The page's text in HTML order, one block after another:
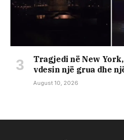
Tragjedi në New
vdesin një grua dhe
August 10, 2026